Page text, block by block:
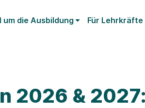
um die Ausbildung Für Lehrkräfte
2026 &